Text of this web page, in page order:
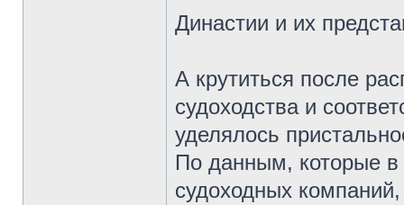
Династии и их
А крутиться после
судоходства и
уделялось
По данным, которые в
судоходных